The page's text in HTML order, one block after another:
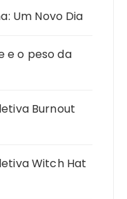
Um Novo Dia
e o peso da
Burnout
Witch Hat